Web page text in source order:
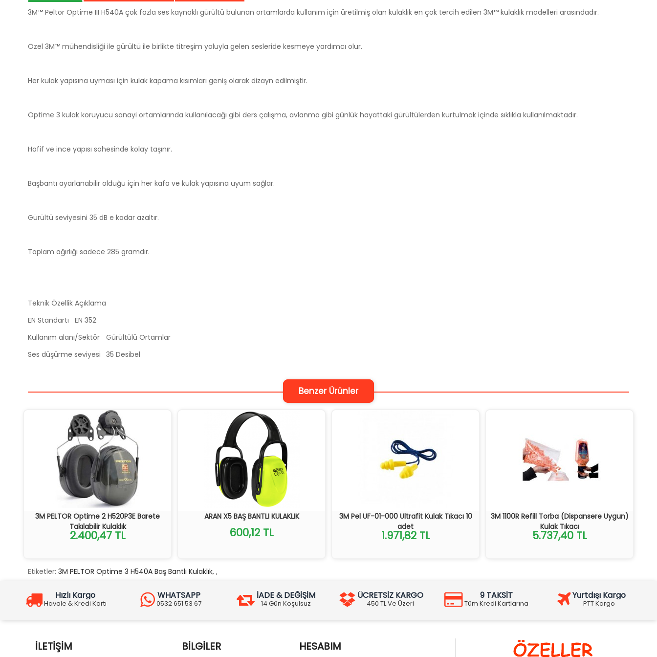
3M™ Peltor Optime III H540A çok fazla ses kaynaklı gürültü bulunan ortamlarda kullanım için üretilmiş olan kulaklık en çok tercih edilen 3M™ kulaklık modelleri arasındadır.
Özel 3M™ mühendisliği ile gürültü ile birlikte titreşim yoluyla gelen sesleride kesmeye yardımcı olur.
Her kulak yapısına uyması için kulak kapama kısımları geniş olarak dizayn edilmiştir.
Optime 3 kulak koruyucu sanayi ortamlarında kullanılacağı gibi ders çalışma, avlanma gibi günlük hayattaki gürültülerden kurtulmak içinde sıklıkla kullanılmaktadır.
Hafif ve ince yapısı sahesinde kolay taşınır.
Başbantı ayarlanabilir olduğu için her kafa ve kulak yapısına uyum sağlar.
Gürültü seviyesini 35 dB e kadar azaltır.
Toplam ağırlığı sadece 285 gramdır.
Teknik Özellik Açıklama
EN Standartı
EN 352
Kullanım alanı/Sektör
Gürültülü Ortamlar
Ses düşürme seviyesi 35 Desibel
Benzer Ürünler
3M PELTOR Optime 2 H520P3E Barete
Takılabilir Kulaklık
2.400,47 TL
ARAN X5 BAŞ BANTLI KULAKLIK
600,12 TL
3M Pel UF-01-000 Ultrafit Kulak Tıkacı 10
adet
1.971,82 TL
3M 1100R Refill Torba (Dispansere Uygun)
Kulak Tıkacı
5.737,40 TL
Etiketler: 3M PELTOR Optime 3 H540A Baş Bantlı Kulaklık, ,
Hızlı Kargo
Havale & Kredi Kartı
WHATSAPP
0532 651 53 67
İADE & DEĞİŞİM
14 Gün Koşulsuz
ÜCRETSİZ KARGO
450 TL Ve Üzeri
9 TAKSİT
Tüm Kredi Kartlarına
Yurtdışı Kargo
PTT Kargo
İLETIŞIM BILGILER HESABIM